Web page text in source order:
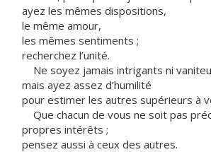
ayez les mêmes dispositions,
le même amour,
les mêmes sentiments ;
recherchez l’unité.
Ne soyez jamais intrigants ni
mais ayez assez d’humilité
pour estimer les autres supérieurs à
Que chacun de vous ne soit pas
propres intérêts ;
pensez aussi à ceux des autres.